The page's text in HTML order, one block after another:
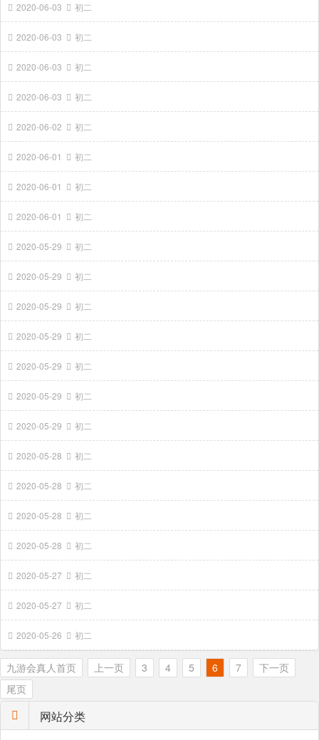
2020-06-03 初二
2020-06-03 初二
2020-06-03 初二
2020-06-03 初二
2020-06-02 初二
2020-06-01 初二
2020-06-01 初二
2020-06-01 初二
2020-05-29 初二
2020-05-29 初二
2020-05-29 初二
2020-05-29 初二
2020-05-29 初二
2020-05-29 初二
2020-05-29 初二
2020-05-28 初二
2020-05-28 初二
2020-05-28 初二
2020-05-28 初二
2020-05-27 初二
2020-05-27 初二
2020-05-26 初二
九游会真人首页 上一页 3 4 5 6 7
下一页
尾页
网站分类